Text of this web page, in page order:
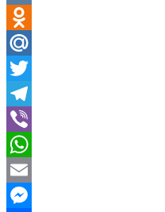
VK
Odnoklassniki
Mail.Ru
Twitter
Telegram
Viber
WhatsApp
Email